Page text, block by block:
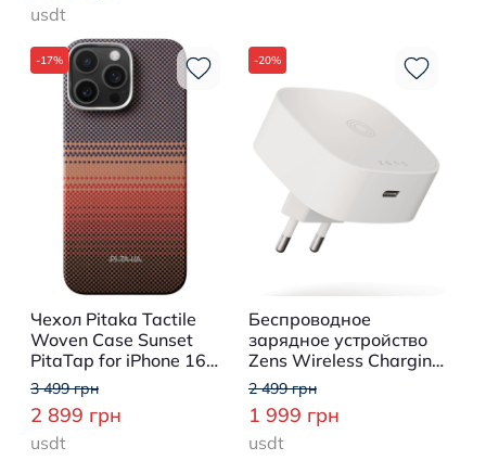
usdt
-17%
Чехол Pitaka Tactile
Woven Case Sunset
PitaTap for iPhone 16
Pro (KI1602SU)
3 499 грн
2 899 грн
usdt
-20%
Беспроводное
зарядное устройство
Zens Wireless Charging
Adapter White
(ZESC18W/00)
2 499 грн
1 999 грн
usdt